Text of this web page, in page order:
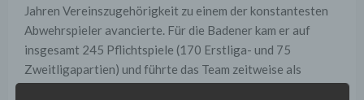
Jahren Vereinszugehörigkeit zu einem der konstantesten
Abwehrspieler avancierte. Für die Badener kam er auf
insgesamt 245 Pflichtspiele (170 Erstliga- und 75
Zweitligapartien) und führte das Team zeitweise als